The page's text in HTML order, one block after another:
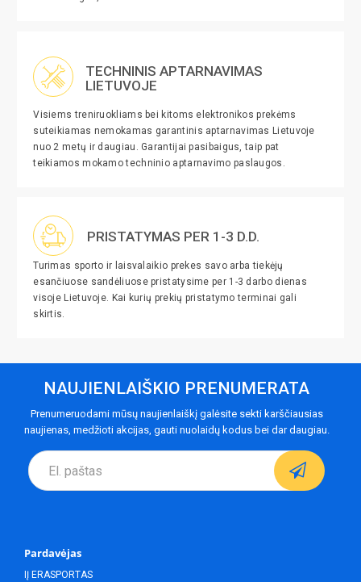
TECHNINIS APTARNAVIMAS
LIETUVOJE
Visiems treniruokliams bei kitoms elektronikos prekėms
suteikiamas nemokamas garantinis aptarnavimas Lietuvoje
nuo 2 metų ir daugiau. Garantijai pasibaigus, taip pat
teikiamos mokamo techninio aptarnavimo paslaugos.
PRISTATYMAS PER 1-3 D.D.
Turimas sporto ir laisvalaikio prekes savo arba tiekėjų
esančiuose sandėliuose pristatysime per 1-3 darbo dienas
visoje Lietuvoje. Kai kurių prekių pristatymo terminai gali
skirtis.
NAUJIENLAIŠKIO PRENUMERATA
Prenumeruodami mūsų naujienlaiškį galėsite sekti karščiausias
naujienas, medžioti akcijas, gauti nuolaidų kodus bei dar daugiau.
Pardavėjas
IĮ ERASPORTAS